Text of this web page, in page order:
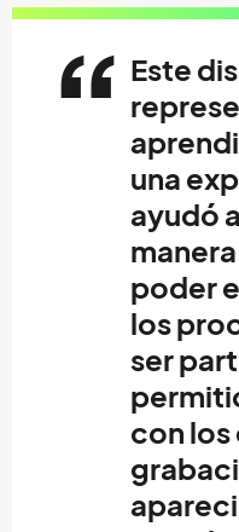
Este
una
ayudó
poder
los
ser
con los